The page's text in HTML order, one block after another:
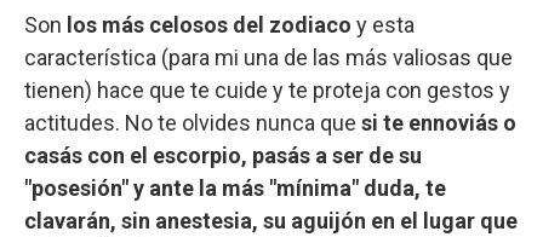
Son los más celosos del zodiaco y esta
característica (para mi una de las más valiosas que
tienen) hace que te cuide y te proteja con gestos y
actitudes. No te olvides nunca que si te ennoviás o
casás con el escorpio, pasás a ser de su
"posesión" y ante la más "mínima" duda, te
clavarán, sin anestesia, su aguijón en el lugar que